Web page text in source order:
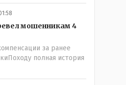
пришлые люди.
членов общества,
и кого за границу, кого
А теперь когда власть
к народу многим
А народные ли
отгородились
которую якобы мы
получается! Парадкс в
мошенникам 4
за ранее
полная история